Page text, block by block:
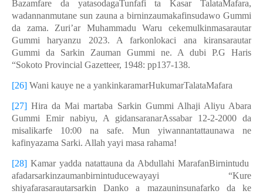
Bazamfare da yatasodagaTunfafi ta Kasar TalataMafara,
wadannanmutane sun zauna a birninzaumakafinsudawo Gummi
da zama. Zuri’ar Muhammadu Waru cekemulkinmasarautar
Gummi haryanzu 2023. A farkonlokaci ana kiransarautar
Gummi da Sarkin Zauman Gummi ne. A dubi P.G Haris
“Sokoto Provincial Gazetteer, 1948: pp137-138.
[26] Wani kauye ne a yankinkaramarHukumarTalataMafara
[27] Hira da Mai martaba Sarkin Gummi Alhaji Aliyu Abara
Gummi Emir nabiyu, A gidansaranarAssabar 12-2-2000 da
misalikarfe 10:00 na safe. Mun yiwannantattaunawa ne
kafinyazama Sarki. Allah yayi masa rahama!
[28] Kamar yadda natattauna da Abdullahi MarafanBirnintudu
afadarsarkinzaumanbirnintuducewayayi “Kure
shiyafarasarautarsarkin Danko a mazauninsunafarko da ke